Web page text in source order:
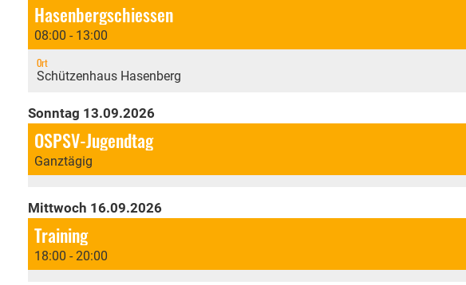
Hasenbergschiessen
08:00 - 13:00
Ort
Schützenhaus Hasenberg
Sonntag 13.09.2026
OSPSV-Jugendtag
Ganztägig
Mittwoch 16.09.2026
Training
18:00 - 20:00